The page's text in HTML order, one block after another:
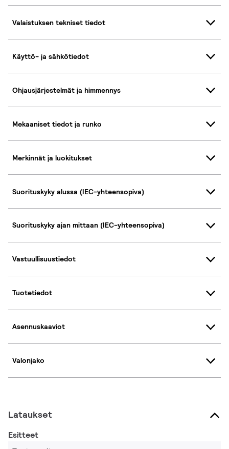
Valaistuksen tekniset tiedot
Käyttö- ja sähkötiedot
Ohjausjärjestelmät ja himmennys
Mekaaniset tiedot ja runko
Merkinnät ja luokitukset
Suorituskyky alussa (IEC-yhteensopiva)
Suorituskyky ajan mittaan (IEC-yhteensopiva)
Vastuullisuustiedot
Tuotetiedot
Asennuskaaviot
Valonjako
Lataukset
Esitteet